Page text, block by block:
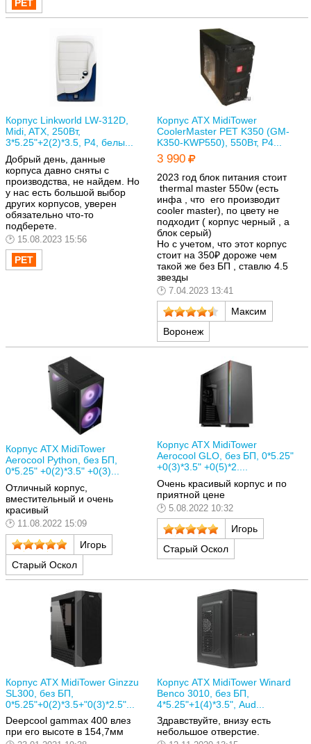
Корпус Linkworld LW-312D,
Midi, ATX, 250Вт,
3*5.25"+2(2)*3.5, P4, белы...
Добрый день, данные
корпуса давно сняты с
производства, не найдем. Но
у нас есть большой выбор
других корпусов, уверен
обязательно что-то
подберете.
15.08.2023 15:56
Корпус ATX MidiTower
CoolerMaster РЕТ K350 (GM-
K350-KWP550), 550Вт, P4...
3 990
2023 год блок питания стоит
thermal master 550w (есть
инфа , что его производит
cooler master), по цвету не
подходит ( корпус черный , а
блок серый)
Но с учетом, что этот корпус
стоит на 350₽ дороже чем
такой же без БП , ставлю 4.5
звезды
7.04.2023 13:41
Максим
Воронеж
Корпус ATX MidiTower
Aerocool Python, без БП,
0*5.25" +0(2)*3.5" +0(3)...
Отличный корпус,
вместительный и очень
красивый
11.08.2022 15:09
Игорь
Старый Оскол
Корпус ATX MidiTower
Aerocool GLO, без БП, 0*5.25"
+0(3)*3.5" +0(5)*2....
Очень красивый корпус и по
приятной цене
5.08.2022 10:32
Игорь
Старый Оскол
Корпус ATX MidiTower Ginzzu
SL300, без БП,
0*5.25"+0(2)*3.5+"0(3)*2.5"...
Deepcool gammax 400 влез
при его высоте в 154,7мм
Корпус ATX MidiTower Winard
Benco 3010, без БП,
4*5.25"+1(4)*3.5", Aud...
Здравствуйте, внизу есть
небольшое отверстие.